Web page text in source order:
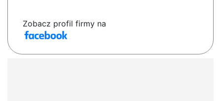
Zobacz profil firmy na